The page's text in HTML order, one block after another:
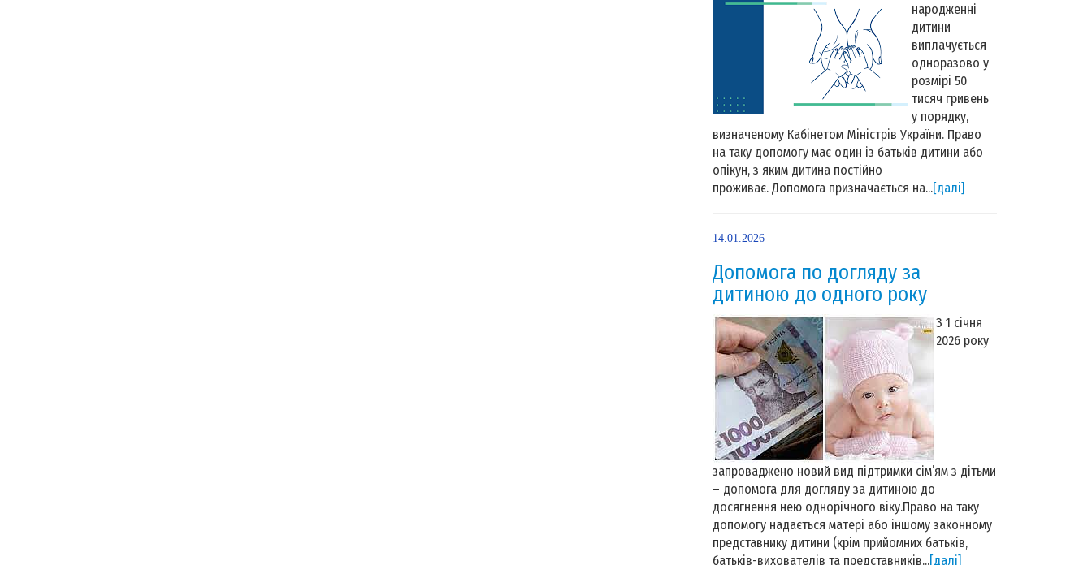
народженні
дитини
виплачується
одноразово у
розмірі 50
тисяч гривень
у порядку,
визначеному Кабінетом Міністрів України. Право
на таку допомогу має один із батьків дитини або
опікун, з яким дитина постійно
проживає. Допомога призначається на...[далі]
14.01.2026
Допомога по догляду за
дитиною до одного року
З 1 січня
2026 року
запроваджено новий вид підтримки сім’ям з дітьми
– допомога для догляду за дитиною до
досягнення нею однорічного віку.Право на таку
допомогу надається матері або іншому законному
представнику дитини (крім прийомних батьків,
батьків-вихователів та представників...[далі]